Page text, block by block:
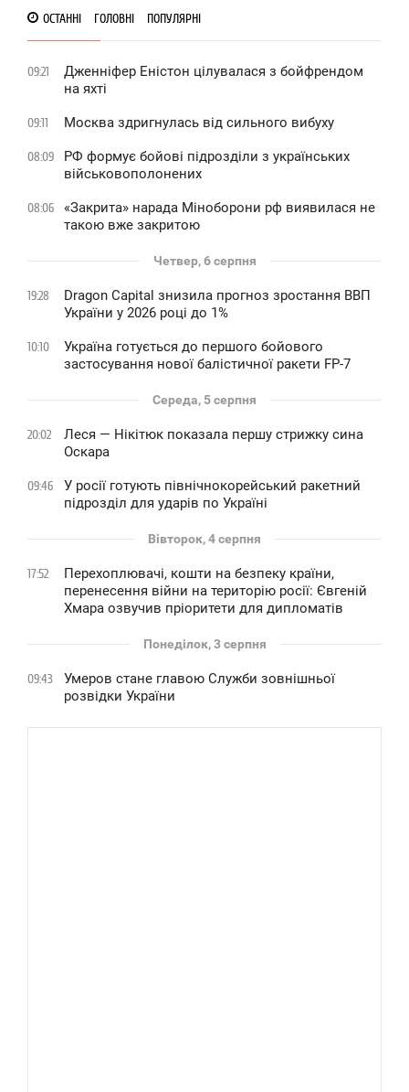
ОСТАННІ ГОЛОВНІ ПОПУЛЯРНІ
09:21
Дженніфер Еністон цілувалася з бойфрендом
на яхті
09:11 Москва здригнулась від сильного вибуху
08:09
РФ формує бойові підрозділи з українських
військовополонених
08:06
«Закрита» нарада Міноборони рф виявилася не
такою вже закритою
Четвер, 6 серпня
19:28
Dragon Capital знизила прогноз зростання ВВП
України у 2026 році до 1%
10:10
Україна готується до першого бойового
застосування нової балістичної ракети FP-7
Середа, 5 серпня
20:02
Леся — Нікітюк показала першу стрижку сина
Оскара
09:46
У росії готують північнокорейський ракетний
підрозділ для ударів по Україні
Вівторок, 4 серпня
17:52
Перехоплювачі, кошти на безпеку країни,
перенесення війни на територію росії: Євгеній
Хмара озвучив пріоритети для дипломатів
Понеділок, 3 серпня
09:43
Умеров стане главою Служби зовнішньої
розвідки України